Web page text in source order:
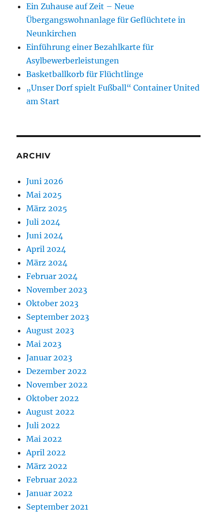
Ein Zuhause auf Zeit – Neue
Übergangswohnanlage für Geflüchtete in
Neunkirchen
Einführung einer Bezahlkarte für
Asylbewerberleistungen
Basketballkorb für Flüchtlinge
„Unser Dorf spielt Fußball“ Container United
am Start
ARCHIV
Juni 2026
Mai 2025
März 2025
Juli 2024
Juni 2024
April 2024
März 2024
Februar 2024
November 2023
Oktober 2023
September 2023
August 2023
Mai 2023
Januar 2023
Dezember 2022
November 2022
Oktober 2022
August 2022
Juli 2022
Mai 2022
April 2022
März 2022
Februar 2022
Januar 2022
September 2021